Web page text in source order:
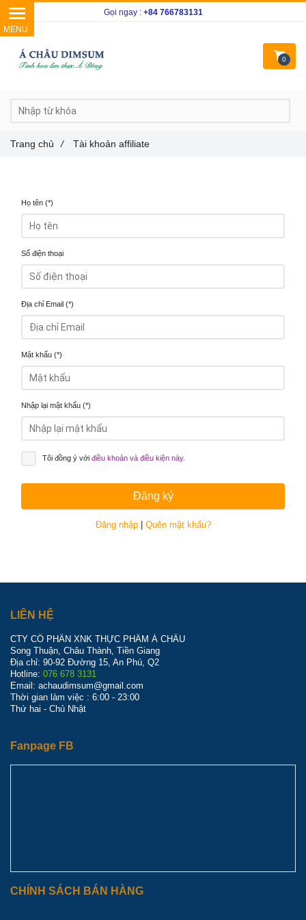
LIÊN HỆ
CTY CỔ PHẦN XNK THỰC PHẨM Á CHÂU
Song Thuận, Châu Thành, Tiền Giang
Địa chỉ: 90-92 Đường 15, An Phú, Q2
Hotline: 076 678 3131
Email: achaudimsum@gmail.com
Thời gian làm việc : 6:00 - 23:00
Thứ hai - Chủ Nhật
Fanpage FB
CHÍNH SÁCH BÁN HÀNG
Họ tên (*)
Số điện thoại
Địa chỉ Email (*)
Mật khẩu (*)
Nhập lại mật khẩu (*)
Tôi đồng ý vớiđiều khoản và điều kiện này.
Đăng ký
Đăng nhập| Quên mật khẩu?
Trang chủ / Tài khoản affiliate
Gọi ngay : +84 766783131
0